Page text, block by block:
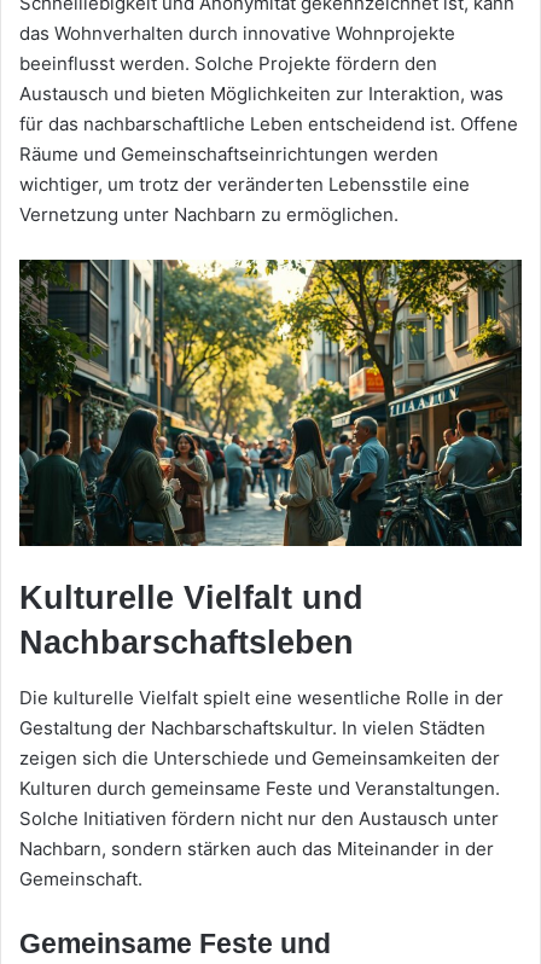
das Wohnverhalten durch innovative Wohnprojekte
beeinflusst werden. Solche Projekte fördern den
Austausch und bieten Möglichkeiten zur Interaktion, was
für das nachbarschaftliche Leben entscheidend ist. Offene
Räume und Gemeinschaftseinrichtungen werden
wichtiger, um trotz der veränderten Lebensstile eine
Vernetzung unter Nachbarn zu ermöglichen.
Kulturelle Vielfalt und
Nachbarschaftsleben
Die kulturelle Vielfalt spielt eine wesentliche Rolle in der
Gestaltung der Nachbarschaftskultur. In vielen Städten
zeigen sich die Unterschiede und Gemeinsamkeiten der
Kulturen durch gemeinsame Feste und Veranstaltungen.
Solche Initiativen fördern nicht nur den Austausch unter
Nachbarn, sondern stärken auch das Miteinander in der
Gemeinschaft.
Gemeinsame Feste und